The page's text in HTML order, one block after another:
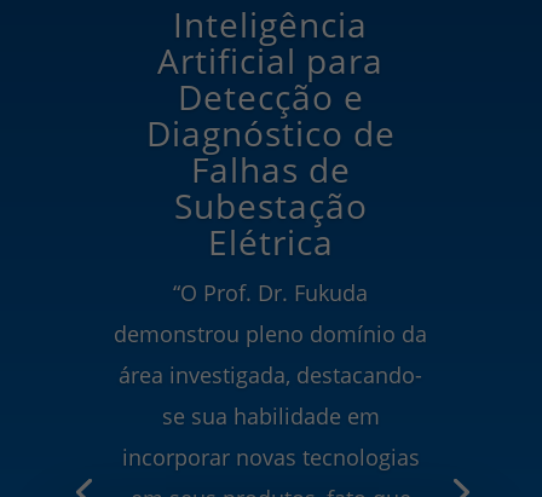
Inteligência
Artificial para
Detecção e
Diagnóstico de
Falhas de
Subestação
Elétrica
“O Prof. Dr. Fukuda
demonstrou pleno domínio da
área investigada, destacando-
se sua habilidade em
incorporar novas tecnologias